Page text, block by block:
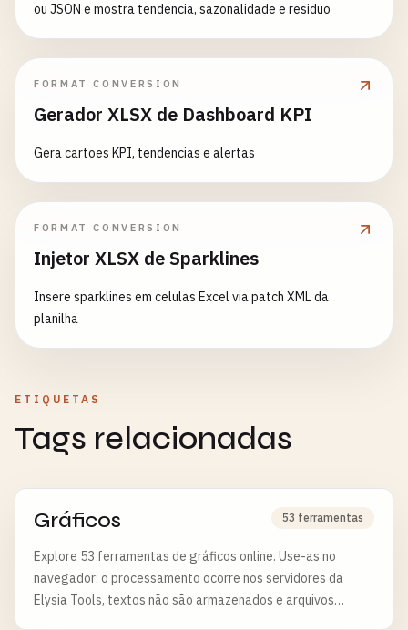
ou JSON e mostra tendencia, sazonalidade e residuo
FORMAT CONVERSION
Gerador XLSX de Dashboard KPI
Gera cartoes KPI, tendencias e alertas
FORMAT CONVERSION
Injetor XLSX de Sparklines
Insere sparklines em celulas Excel via patch XML da
planilha
ETIQUETAS
Tags relacionadas
Gráficos 53 ferramentas
Explore 53 ferramentas de gráficos online. Use-as no
navegador; o processamento ocorre nos servidores da
Elysia Tools, textos não são armazenados e arquivos